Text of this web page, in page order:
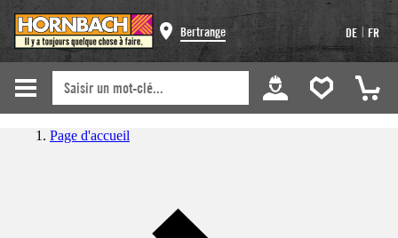
Bertrange DE | FR
Page d'accueil